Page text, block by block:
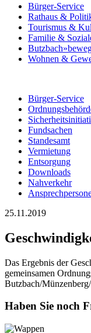
Bürger-Service
Rathaus &
Tourismus &
Familie &
Wohnen &
Bürger-Service
Fundsachen
Standesamt
Vermietung
Entsorgung
Downloads
Nahverkehr
25.11.2019
Das Ergebnis der
gemeinsamen
Butzbach/
Haben Sie noch